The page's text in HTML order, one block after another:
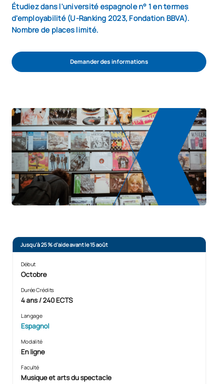
Étudiez dans l'université espagnole n° 1 en termes
d'employabilité (U-Ranking 2023, Fondation BBVA).
Nombre de places limité.
Demander des informations
Jusqu'à 25 % d'aide avant le 15 août
Début
Octobre
Durée Crédits
4 ans / 240 ECTS
Langage
Espagnol
Modalité
En ligne
Faculté
Musique et arts du spectacle